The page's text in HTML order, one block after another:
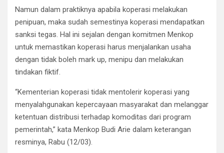
Namun dalam praktiknya apabila koperasi melakukan
penipuan, maka sudah semestinya koperasi mendapatkan
sanksi tegas. Hal ini sejalan dengan komitmen Menkop
untuk memastikan koperasi harus menjalankan usaha
dengan tidak boleh mark up, menipu dan melakukan
tindakan fiktif.
“Kementerian koperasi tidak mentolerir koperasi yang
menyalahgunakan kepercayaan masyarakat dan melanggar
ketentuan distribusi terhadap komoditas dari program
pemerintah,” kata Menkop Budi Arie dalam keterangan
resminya, Rabu (12/03).